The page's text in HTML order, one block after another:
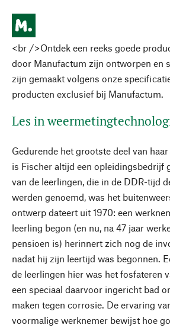
<br />Ontdek een reeks goede
door Manufactum zijn ontworpen en
zijn gemaakt volgens onze
producten exclusief bij Manufactum.
Les in
Gedurende het grootste deel van
is Fischer altijd een opleidingsbedrijf
van de leerlingen, die in de DDR-tijd
werden genoemd, was het
ontwerp dateert uit 1970: een
leerling begon (en nu, na 47 jaar
pensioen is) herinnert zich nog de
nadat hij zijn leertijd was begonnen.
de leerlingen hier was het fosfateren
een speciaal daarvoor ingericht bad
maken tegen corrosie. De ervaring
voormalige werknemer bewijst hoe